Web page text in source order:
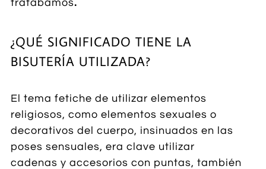
tratábamos.
¿QUÉ SIGNIFICADO TIENE LA
BISUTERÍA UTILIZADA?
El tema fetiche de utilizar elementos
religiosos, como elementos sexuales o
decorativos del cuerpo, insinuados en las
poses sensuales, era clave utilizar
cadenas y accesorios con puntas, también